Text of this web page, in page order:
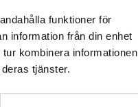
funktioner för
information från din enhet
kombinera informationen
tjänster.
att